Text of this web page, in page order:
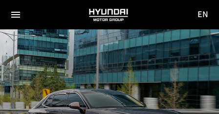
전체
메뉴
HYUNDAI
MOTOR
GROUP
사이
이동
EN